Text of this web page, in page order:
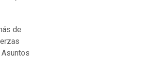
de